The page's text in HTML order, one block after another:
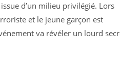
d’un milieu privilégié. Lors
et le jeune garçon est
va révéler un lourd